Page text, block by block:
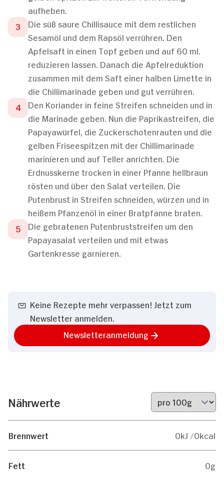
aufheben.
Die süß saure Chillisauce mit dem restlichen
Sesamöl und dem Rapsöl verrühren. Den
Apfelsaft in einen Topf geben und auf 60 ml.
reduzieren lassen. Danach die Apfelreduktion
zusammen mit dem Saft einer halben Limette in
die Chillimarinade geben und gut verrühren.
Den Koriander in feine Streifen schneiden und in
die Marinade geben. Nun die Paprikastreifen, die
Papayawürfel, die Zuckerschotenrauten und die
gelben Friseespitzen mit der Chillimarinade
mariníeren und auf Teller anrichten. Die
Erdnusskerne trocken in einer Pfanne hellbraun
rösten und über den Salat verteilen. Die
Putenbrust in Streifen schneiden, würzen und in
heißem Pfanzenöl in einer Bratpfanne braten.
Die gebratenen Putenbruststreifen um den
Papayasalat verteilen und mit etwas
Gartenkresse garnieren.
Keine Rezepte mehr verpassen! Jetzt zum
Newsletter anmelden.
Newsletteranmeldung
Nährwerte
Brennwert 0kJ /0kcal
Fett 0g